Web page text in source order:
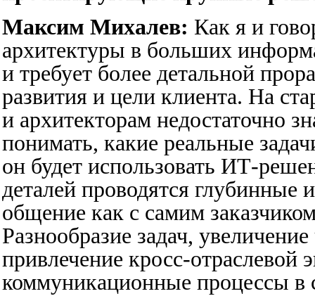
Максим Михалев: Как я и
архитектуры в больших
и требует более детальной
развития и цели клиента. На
и архитекторам недостаточно
понимать, какие реальные
он будет использовать ИТ-
деталей проводятся глубинные
общение как с самим
Разнообразие задач,
привлечение кросс-отраслевой
коммуникационные процессы